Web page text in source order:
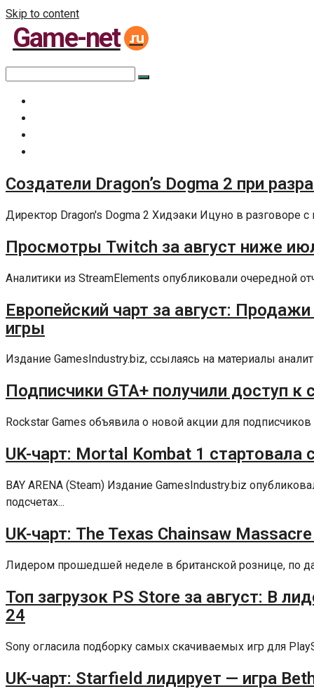
Skip to content
Game-net .ru
Создатели Dragon’s Dogma 2 при
Директор Dragon's Dogma 2 Хидэаки Ицуно в разговоре
Просмотры Twitch за август ниже
Аналитики из StreamElements опубликовали очередной
Европейский чарт за август:
игры
Издание GamesIndustry.biz, ссылаясь на материалы
Подписчики GTA+ получили доступ к
Rockstar Games объявила о новой акции для
UK-чарт: Mortal Kombat 1
BAY ARENA (Steam) Издание GamesIndustry.biz
подсчетах...
UK-чарт: The Texas Chainsaw
Лидером прошедшей неделе в британской рознице, по
Топ загрузок PS Store за август: В
24
Sony огласила подборку самых скачиваемых игр для
UK-чарт: Starfield лидирует — игра